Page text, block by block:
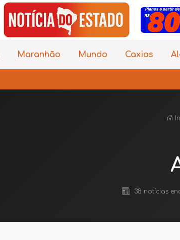
Maranhão Mundo Caxias
38 notícias